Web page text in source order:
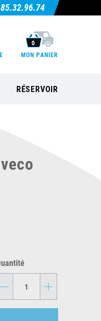
0
MON PANIER
RÉSERVOIR
- +